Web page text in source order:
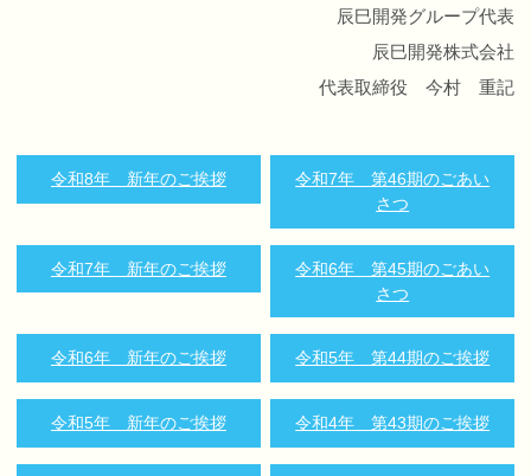
辰巳開発グループ代表
辰巳開発株式会社
代表取締役 今村 重記
令和8年 新年のご挨拶
令和7年 第46期のごあい
さつ
令和7年 新年のご挨拶
令和6年 第45期のごあい
さつ
令和6年 新年のご挨拶 令和5年 第44期のご挨拶
令和5年 新年のご挨拶 令和4年 第43期のご挨拶